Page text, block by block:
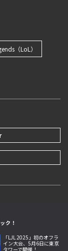
（LoL）
ク！
「LJL 2025」初のオフラ
イン大会、5月6日に東京
タワーで開催！